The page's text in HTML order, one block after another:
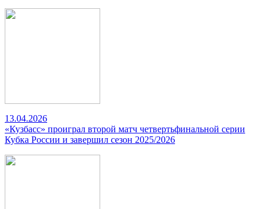
13.04.2026
«Кузбасс» проиграл второй матч четвертьфинальной серии
Кубка России и завершил сезон 2025/2026